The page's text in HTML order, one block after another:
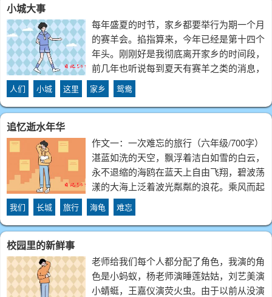
小城大事
每年盛夏的时节，家乡都要举行为期一个月
的赛羊会。掐指算来，今年已经是第十四个
年头。刚刚好是我彻底离开家乡的时间段，
前几年也听说每到夏天有赛羊之类的消息，
但由于那时孩子太小，再加之没有在县城举
行，所以，赛羊会仅仅是别人口中的一段消
息。从前年夏天，在城东，开始大规模建设
人们 小城 这里 家乡 鸳鸯
追忆逝水年华
作文一：一次难忘的旅行（六年级/700字）
湛蓝如洗的天空，飘浮着洁白如雪的白云，
永不退缩的海鸥在蓝天上自由飞翔，碧波荡
漾的大海上泛着波光粼粼的浪花。乘风而起
的帆船升起了白帆，像洁白的羽毛在大海上
随风飘荡。金光闪闪的沙滩上柔软的细沙闪
烁着金色的光芒，海浪不停地拍打在岸上，
我们 长城 旅行 海龟 难忘
校园里的新鲜事
老师给我们每个人都分配了角色，我演的角
色是小蚂蚁，杨老师演睡莲姑姑，刘艺美演
小蜻蜓，王嘉仪演荧火虫。由于以前从没演